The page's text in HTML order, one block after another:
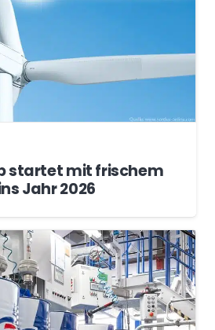
startet mit frischem
Jahr 2026